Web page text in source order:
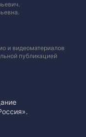
и видеоматериалов
публикацией